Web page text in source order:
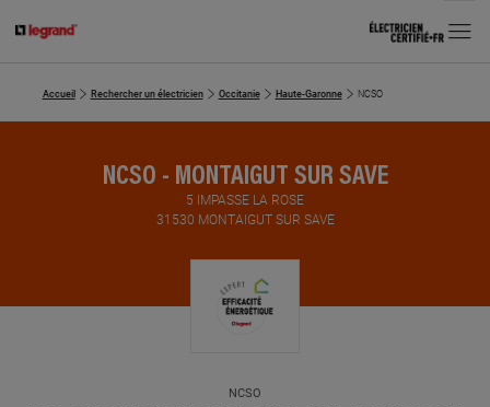
MENU
Accueil Rechercher un électricien Occitanie Haute-Garonne NCSO
NCSO - MONTAIGUT SUR SAVE
5 IMPASSE LA ROSE
31530 MONTAIGUT SUR SAVE
NCSO